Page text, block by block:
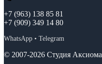
+7 (963) 138 85 81
+7 (909) 349 14 80
WhatsApp • Telegram
© 2007-2026 Студия Аксиома